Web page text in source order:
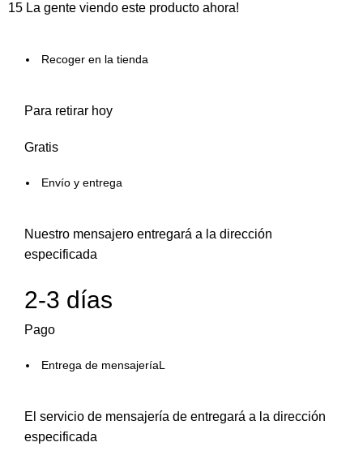
15 La gente viendo este producto ahora!
Recoger en la tienda
Para retirar hoy
Gratis
Envío y entrega
Nuestro mensajero entregará a la dirección
especificada
2-3 días
Pago
Entrega de mensajeríaL
El servicio de mensajería de entregará a la dirección
especificada